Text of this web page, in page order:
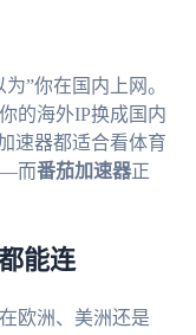
”你在国内上网。
的海外IP换成国内
速器都适合看体育
而番茄加速器正
能连
欧洲、美洲还是